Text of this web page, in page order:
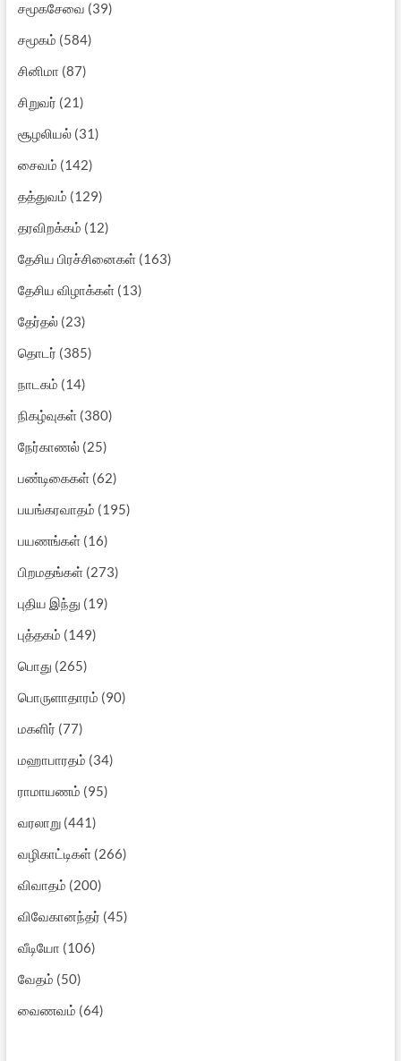
சமூகசேவை (39)
சமூகம் (584)
சினிமா (87)
சிறுவர் (21)
சூழலியல்(31)
சைவம் (142)
தத்துவம் (129)
தரவிறக்கம் (12)
தேசிய பிரச்சினைகள்(163)
தேசிய விழாக்கள்(13)
தேர்தல்(23)
தொடர் (385)
நாடகம் (14)
நிகழ்வுகள்(380)
நேர்காணல்(25)
பண்டிகைகள்(62)
பயங்கரவாதம் (195)
பயணங்கள்(16)
பிறமதங்கள்(273)
புதிய இந்து (19)
புத்தகம் (149)
பொது (265)
பொருளாதாரம் (90)
மகளிர் (77)
மஹாபாரதம் (34)
ராமாயணம் (95)
வரலாறு(441)
வழிகாட்டிகள்(266)
விவாதம் (200)
விவேகானந்தர் (45)
வீடியோ (106)
வேதம் (50)
வைணவம் (64)